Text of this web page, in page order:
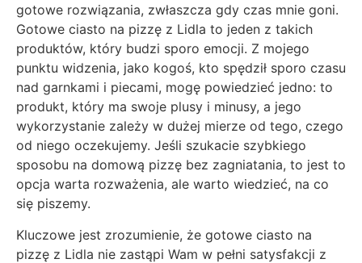
gotowe rozwiązania, zwłaszcza gdy czas mnie goni.
Gotowe ciasto na pizzę z Lidla to jeden z takich
produktów, który budzi sporo emocji. Z mojego
punktu widzenia, jako kogoś, kto spędził sporo czasu
nad garnkami i piecami, mogę powiedzieć jedno: to
produkt, który ma swoje plusy i minusy, a jego
wykorzystanie zależy w dużej mierze od tego, czego
od niego oczekujemy. Jeśli szukacie szybkiego
sposobu na domową pizzę bez zagniatania, to jest to
opcja warta rozważenia, ale warto wiedzieć, na co
się piszemy.
Kluczowe jest zrozumienie, że gotowe ciasto na
pizzę z Lidla nie zastąpi Wam w pełni satysfakcji z